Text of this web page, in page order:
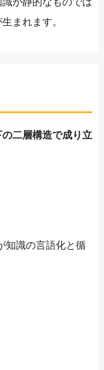
まれます。
二層構造で成り立
知識の言語化と循